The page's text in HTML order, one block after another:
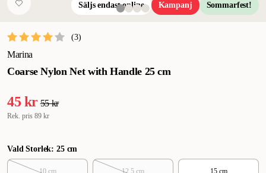
Säljs endast online Kampanj Sommarfest!
Marina
Coarse Nylon Net with Handle 25 cm
(3)
45 kr 55 kr
Rek. pris 89 kr
Vald Storlek: 25 cm
10 cm
12,5 cm
15 cm